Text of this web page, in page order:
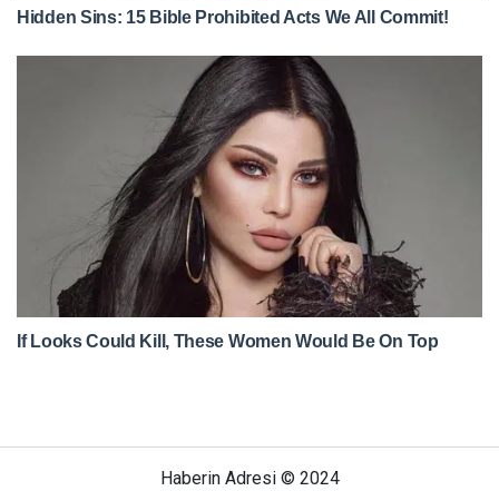
Haberin Adresi © 2024